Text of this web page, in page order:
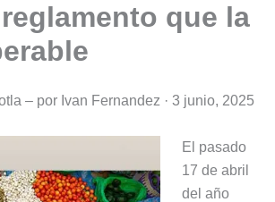
que la
– por Ivan Fernandez · 3 junio, 2025
El pasado
17 de abril
del año